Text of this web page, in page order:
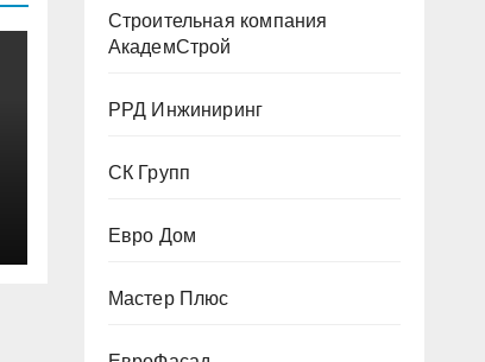
Строительная компания
АкадемСтрой
РРД Инжиниринг
СК Групп
Евро Дом
Мастер Плюс